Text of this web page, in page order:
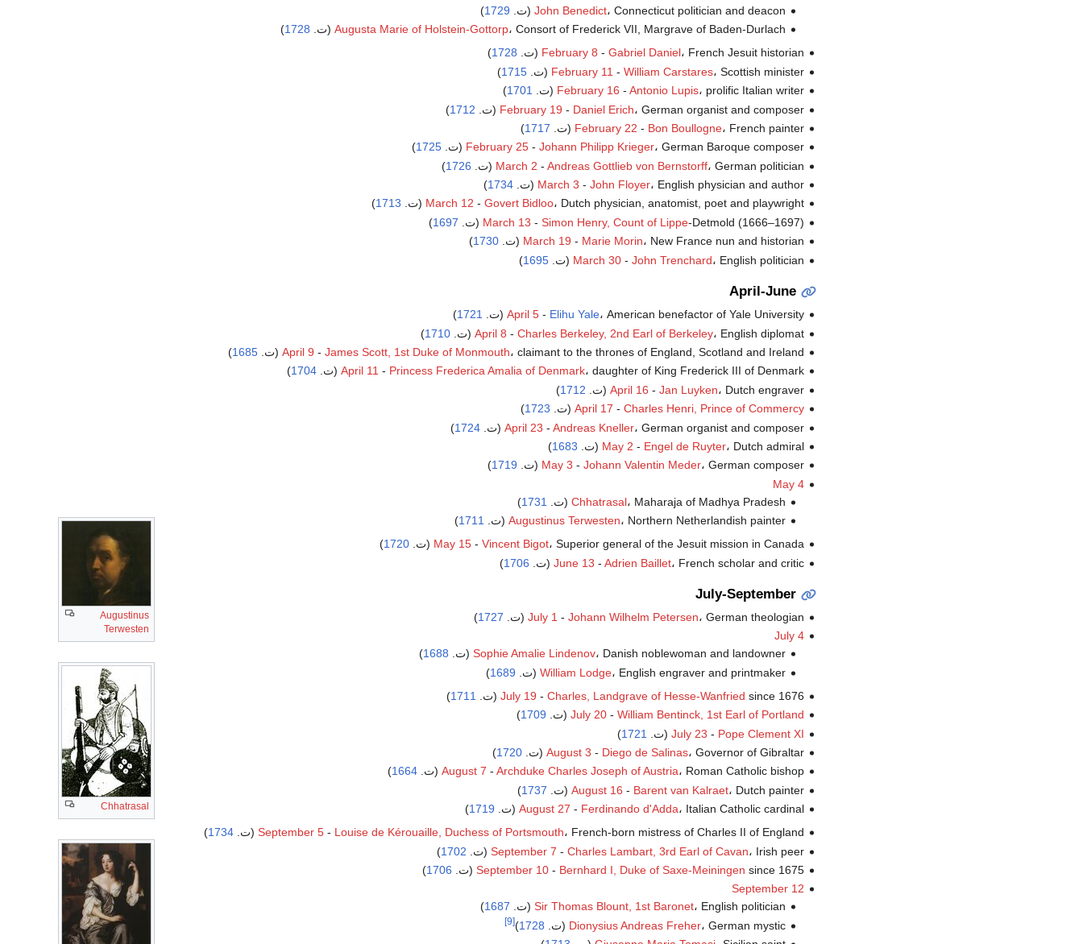
John Benedict، Connecticut politician and deacon (ت. 1729
)
Augusta Marie of Holstein-Gottorp، Consort of Frederick VII, Margrave of Baden-Durlach (ت. 1728
)
February 8 - Gabriel Daniel، French Jesuit historian (ت. 1728
)
February 11 - William Carstares، Scottish minister (ت. 1715
)
February 16 - Antonio Lupis، prolific Italian writer (ت. 1701
)
February 19 - Daniel Erich، German organist and composer (ت. 1712
)
February 22 - Bon Boullogne، French painter (ت. 1717
)
February 25- Johann Philipp Krieger، German Baroque composer (ت. 1725
)
March 2 - Andreas Gottlieb von Bernstorff، German politician (ت. 1726
)
March 3 - John Floyer، English physician and author (ت. 1734
)
March 12 - Govert Bidloo، Dutch physician, anatomist, poet and playwright (ت. 1713
)
March 13 - Simon Henry, Count of Lippe-Detmold (1666–1697) (ت. 1697
)
March 19 - Marie Morin، New France nun and historian (ت. 1730
)
March 30- John Trenchard، English politician (ت. 1695
)
April-June
April 5- Elihu Yale، American benefactor of Yale University (ت. 1721
)
April 8 - Charles Berkeley, 2nd Earl of Berkeley، English diplomat (ت. 1710
)
April 9 - James Scott, 1st Duke of Monmouth، claimant to the thrones of England, Scotland and Ireland (ت. 1685
)
April 11 - Princess Frederica Amalia of Denmark، daughter of King Frederick III of Denmark (ت. 1704
)
April 16 - Jan Luyken، Dutch engraver (ت. 1712
)
April 17 - Charles Henri, Prince of Commercy (ت. 1723
)
April 23 - Andreas Kneller، German organist and composer (ت. 1724
)
May 2 - Engel de Ruyter، Dutch admiral (ت. 1683
)
May 3 - Johann Valentin Meder، German composer (ت. 1719
)
May 4
Chhatrasal، Maharaja of Madhya Pradesh (ت. 1731
)
Augustinus Terwesten، Northern Netherlandish painter (ت. 1711
)
Augustinus
Terwesten
May 15- Vincent Bigot، Superior general of the Jesuit mission in Canada (ت. 1720
)
June 13 - Adrien Baillet، French scholar and critic (ت. 1706
)
July-September
Chhatrasal
July 1 - Johann Wilhelm Petersen، German theologian (ت. 1727
)
July 4
Sophie Amalie Lindenov، Danish noblewoman and landowner (ت. 1688
)
William Lodge، English engraver and printmaker (ت. 1689
)
July 19 - Charles, Landgrave of Hesse-Wanfried since 1676 (ت. 1711
)
July 20- William Bentinck, 1st Earl of Portland (ت. 1709
)
July 23 - Pope Clement XI (ت. 1721
)
August 3 - Diego de Salinas، Governor of Gibraltar (ت. 1720
)
August 7 - Archduke Charles Joseph of Austria، Roman Catholic bishop (ت. 1664
)
August 16 - Barent van Kalraet، Dutch painter (ت. 1737
)
August 27 - Ferdinando d'Adda، Italian Catholic cardinal (ت. 1719
)
September 5- Louise de Kérouaille, Duchess of Portsmouth، French-born mistress of Charles II of England (ت. 1734
)
September 7 - Charles Lambart, 3rd Earl of Cavan، Irish peer (ت. 1702
)
September 10- Bernhard I, Duke of Saxe-Meiningen since 1675 (ت. 1706
)
September 12
Sir Thomas Blount, 1st Baronet، English politician (ت. 1687
)
Dionysius Andreas Freher، German mystic (ت. 1728
)
[9]